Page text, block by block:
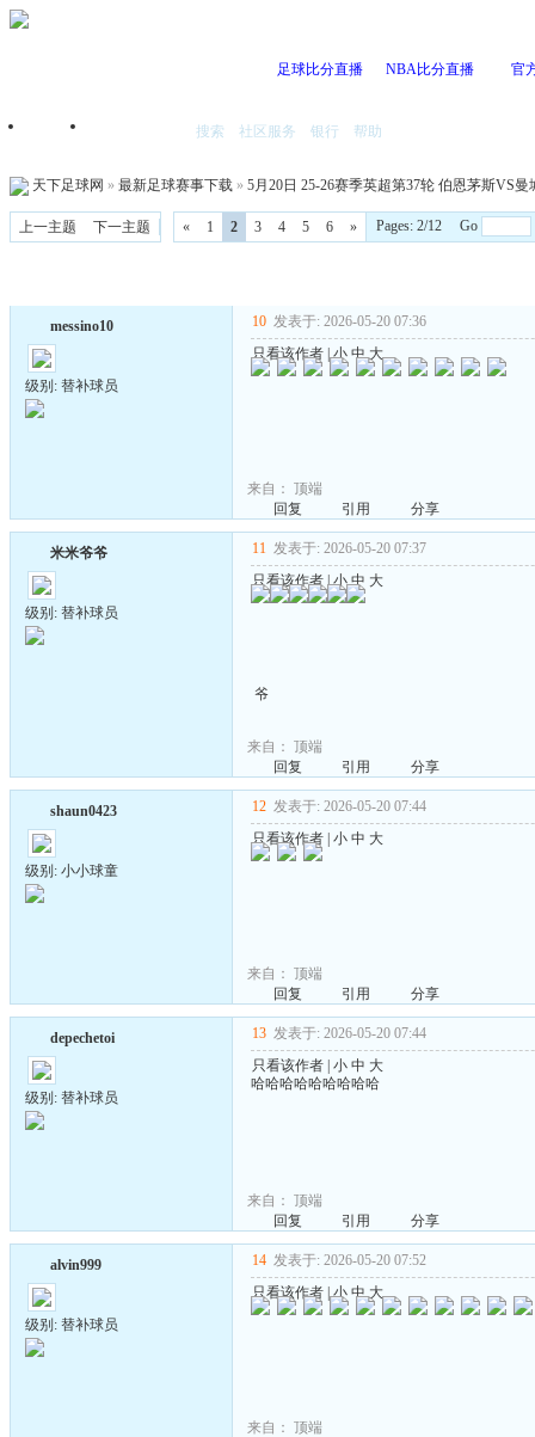
足球比分直播 NBA比分直播 官
首页 搜索 社区服务 银行 帮助
天下足球网 » 最新足球赛事下载 » 5月20日 25-26赛季英超第37轮 伯恩茅斯VS
上一主题 下一主题 « 1 2 3 4 5 6 » Pages: 2/12 Go
messino10
级别: 替补球员
10 发表于: 2026-05-20 07:36
只看该作者 |小 中 大
来自： 顶端
回复
引用 分享
米米爷爷
级别: 替补球员
11 发表于: 2026-05-20 07:37
只看该作者 |小 中 大
爷
来自： 顶端
回复
引用 分享
shaun0423
级别: 小小球童
12 发表于: 2026-05-20 07:44
只看该作者 小 中 大
来自： 顶端
回复
引用 分享
depechetoi
级别: 替补球员
13 发表于: 2026-05-20 07:44
只看该作者 小 中 大
哈哈哈哈哈哈哈哈哈
来自： 顶端
回复
引用 分享
alvin999
级别: 替补球员
14 发表于: 2026-05-20 07:52
只看该作者 |小 中 大
来自： 顶端